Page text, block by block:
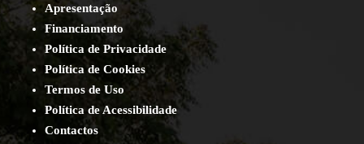
Apresentação
Financiamento
Política de Privacidade
Política de Cookies
Termos de Uso
Política de Acessibilidade
Contactos